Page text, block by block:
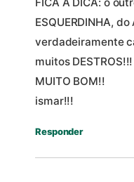
ESQUERDINHA,
verdadeiramente
muitos DESTROS!!!
MUITO BOM!!
ismar!!!
Responder